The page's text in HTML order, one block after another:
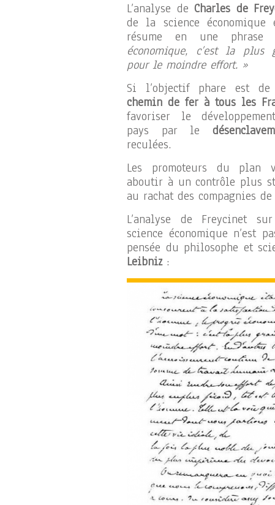
L’analyse deCharles de
de la science
résume en une
économique, c’est la plus
pour le moindre effort. »
Si l’objectif phare est de
chemin de fer à tous les
favoriser le
pays par le
reculées.
Les promoteurs du plan
aboutir à un contrôle plus
au rachat des compagnies
L’analyse de Freycinet
science économique n’est
pensée du philosophe et
Leibniz: